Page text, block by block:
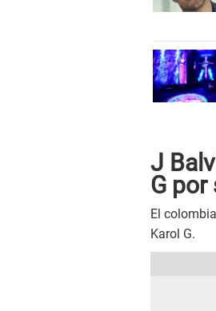
J
G
El
Karol G.